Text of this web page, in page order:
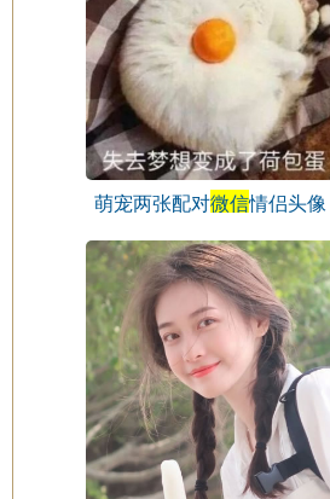
萌宠两张配对微信情侣头像